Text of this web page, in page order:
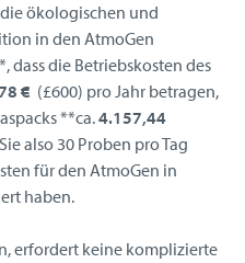
ökologischen und
in den AtmoGen
dass die Betriebskosten des
€ (£600) pro Jahr betragen,
**ca.4.157,44
also 30 Proben pro Tag
für den AtmoGen in
haben.
erfordert keine komplizierte